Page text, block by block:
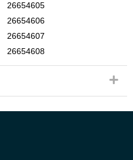
26654605
26654606
26654607
26654608